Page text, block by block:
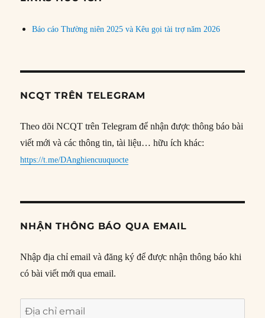
Báo cáo Thường niên 2025 và Kêu gọi tài trợ năm 2026
NCQT TRÊN TELEGRAM
Theo dõi NCQT trên Telegram để nhận được thông báo bài
viết mới và các thông tin, tài liệu… hữu ích khác:
https://t.me/DAnghiencuuquocte
NHẬN THÔNG BÁO QUA EMAIL
Nhập địa chỉ email và đăng ký để được nhận thông báo khi
có bài viết mới qua email.
Địa